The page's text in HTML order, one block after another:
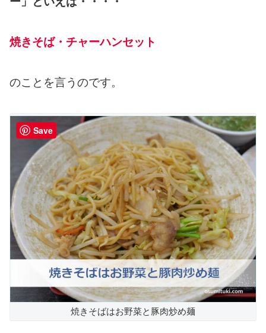
焼きそば・チャーハンセット
のことを言うのです。
焼きそばはお野菜と豚肉炒め麺
Save